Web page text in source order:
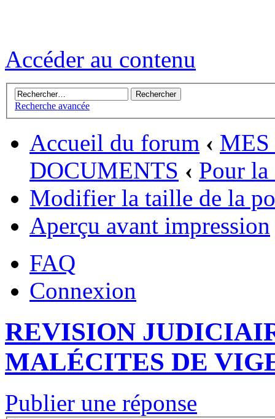
Accéder au contenu
Recherche avancée
Accueil du forum ‹
DOCUMENTS ‹ Pour
Modifier la taille de la
Aperçu avant impression
FAQ
Connexion
REVISION
MALÉCITES DE
Publier une réponse